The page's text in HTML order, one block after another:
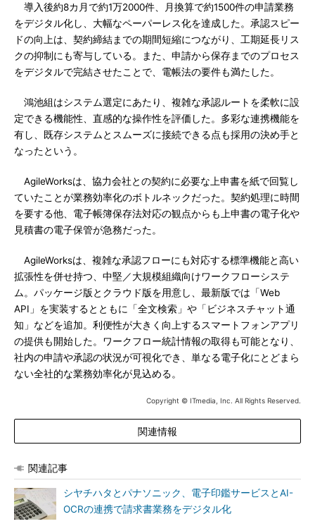
導入後約8カ月で約1万2000件、月換算で約1500件の申請業務
をデジタル化し、大幅なペーパーレス化を達成した。承認スピー
ドの向上は、契約締結までの期間短縮につながり、工期延長リス
クの抑制にも寄与している。また、申請から保存までのプロセス
をデジタルで完結させたことで、電帳法の要件も満たした。
鴻池組はシステム選定にあたり、複雑な承認ルートを柔軟に設
定できる機能性、直感的な操作性を評価した。多彩な連携機能を
有し、既存システムとスムーズに接続できる点も採用の決め手と
なったという。
AgileWorksは、協力会社との契約に必要な上申書を紙で回覧し
ていたことが業務効率化のボトルネックだった。契約処理に時間
を要する他、電子帳簿保存法対応の観点からも上申書の電子化や
見積書の電子保管が急務だった。
AgileWorksは、複雑な承認フローにも対応する標準機能と高い
拡張性を併せ持つ、中堅／大規模組織向けワークフローシステ
ム。パッケージ版とクラウド版を用意し、最新版では「Web
API」を実装するとともに「全文検索」や「ビジネスチャット通
知」などを追加。利便性が大きく向上するスマートフォンアプリ
の提供も開始した。ワークフロー統計情報の取得も可能となり、
社内の申請や承認の状況が可視化でき、単なる電子化にとどまら
ない全社的な業務効率化が見込める。
Copyright © ITmedia, Inc. All Rights Reserved.
関連情報
関連記事
シヤチハタとパナソニック、電子印鑑サービスとAI-
OCRの連携で請求書業務をデジタル化